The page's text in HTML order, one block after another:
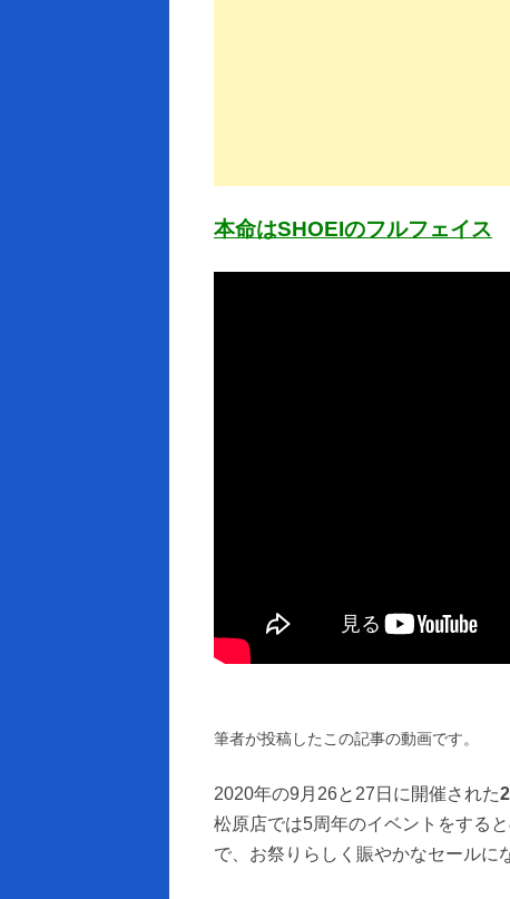
本命はSHOEIのフルフェイス
筆者が投稿したこの記事の動画です。
2020年の9月26と27日に開催された
松原店では5周年のイベントをする
で、お祭りらしく賑やかなセールに